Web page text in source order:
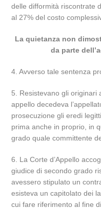
delle difformità riscontrate
al 27% del costo
La quietanza non
da parte
4. Avverso tale sentenza
5. Resistevano gli originari
appello decedeva
prosecuzione gli eredi
prima anche in proprio, in
grado quale committente
6. La Corte d’Appello
giudice di secondo grado
avessero stipulato un
esisteva un capitolato dei
cui fare riferimento al fine